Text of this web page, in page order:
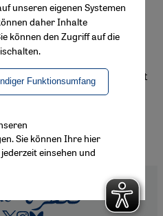
with a rich and varied
history, has become a
Qureshi, writer
how Pakistan might
unseren eigenen Systemen
daher Inhalte
können den Zugriff auf die
Funktionsumfang
Sie können Ihre hier
einsehen und